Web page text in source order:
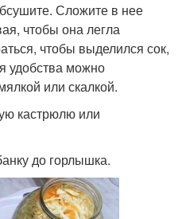
Сложите в нее
чтобы она легла
чтобы выделился сок,
удобства можно
или скалкой.
кастрюлю или
до горлышка.